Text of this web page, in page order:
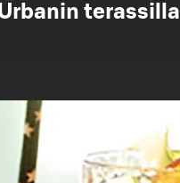
terassilla